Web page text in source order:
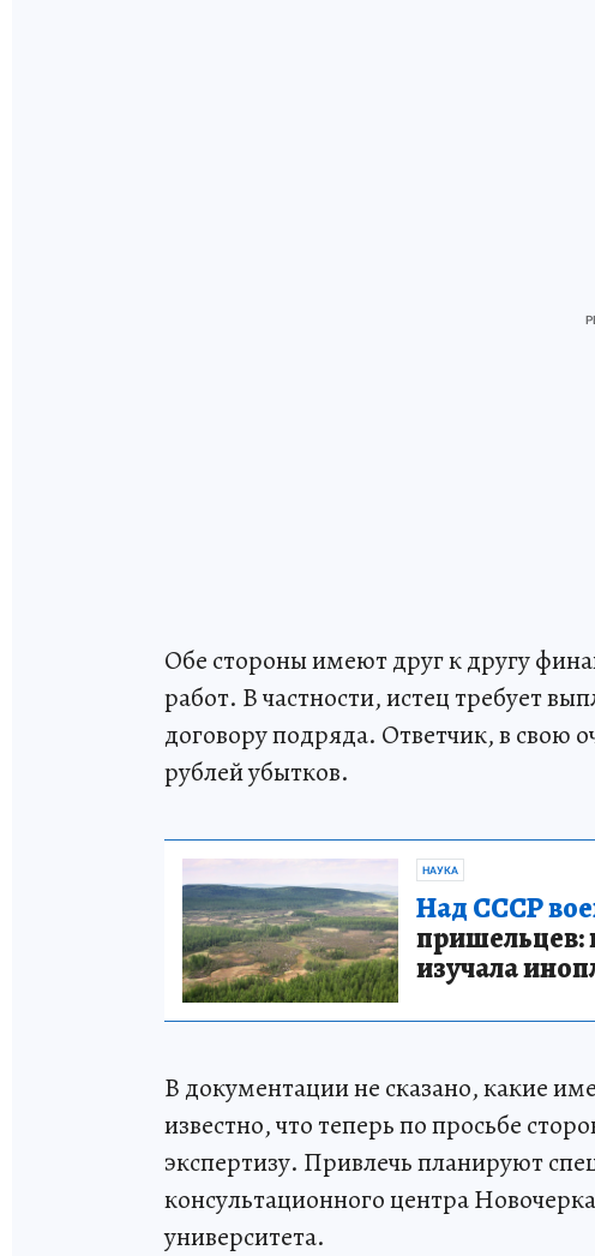
Обе стороны имеют друг к другу
работ. В частности, истец требует
договору подряда. Ответчик, в свою
рублей убытков.
НАУКА
Над СССР
пришельцев:
изучала
В документации не сказано, какие
известно, что теперь по просьбе
экспертизу. Привлечь планируют
консультационного центра
университета.